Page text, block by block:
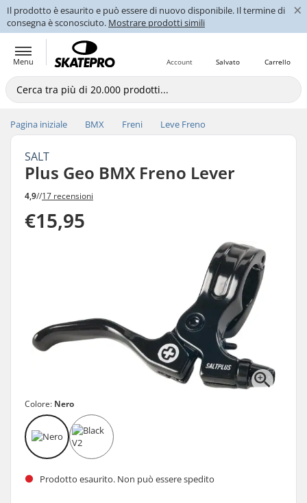
Il prodotto è esaurito e può essere di nuovo disponibile. Il termine di
consegna è sconosciuto. Mostrare prodotti simili
×
Menu Carrello
Salvato
Account
Pagina iniziale BMX Freni Leve Freno
SALT
Plus Geo BMX Freno Lever
4,9//17 recensioni
€15,95
Colore: Nero
Prodotto esaurito. Non può essere spedito